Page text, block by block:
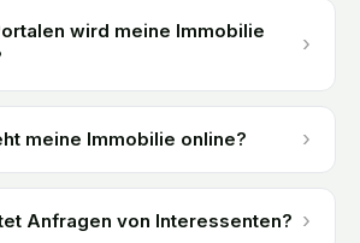
wird meine Immobilie
›
meine Immobilie online? ›
Anfragen von Interessenten? ›